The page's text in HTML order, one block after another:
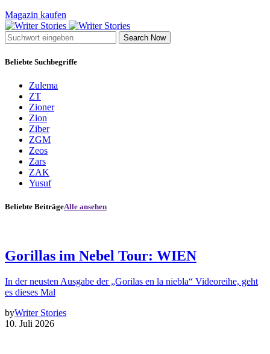
Magazin kaufen
Search Now
Beliebte Suchbegriffe
Zulema
ZT
Zioner
Zion
Ziber
ZGM
Zeos
Zars
ZAK
Yusuf
Beliebte BeiträgeAlle ansehen
Gorillas im Nebel Tour: WIEN
In der neusten Ausgabe der „Gorilas en la niebla“ Videoreihe, geht
es dieses Mal
byWriter Stories
10. Juli 2026